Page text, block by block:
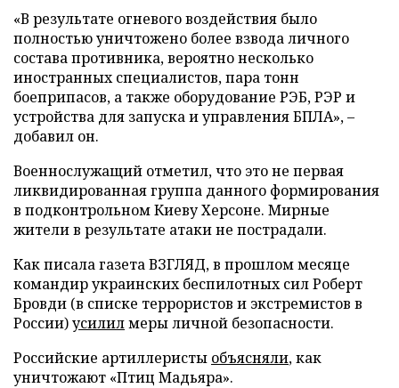
«В результате огневого воздействия было
полностью уничтожено более взвода личного
состава противника, вероятно несколько
иностранных специалистов, пара тонн
боеприпасов, а также оборудование РЭБ, РЭР и
устройства для запуска и управления БПЛА», –
добавил он.
Военнослужащий отметил, что это не первая
ликвидированная группа данного формирования
в подконтрольном Киеву Херсоне. Мирные
жители в результате атаки не пострадали.
Как писала газета ВЗГЛЯД, в прошлом месяце
командир украинских беспилотных сил Роберт
Бровди (в списке террористов и экстремистов в
России)усилилмеры личной безопасности.
Российские артиллеристы объясняли, как
уничтожают «Птиц Мадьяра».